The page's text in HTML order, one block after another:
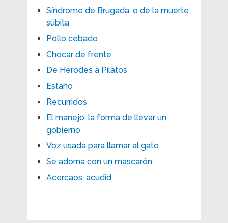
Síndrome de Brugada, o de la muerte
súbita
Pollo cebado
Chocar de frente
De Herodes a Pilatos
Estaño
Recurridos
El manejo, la forma de llevar un
gobierno
Voz usada para llamar al gato
Se adorna con un mascarón
Acercaos, acudid